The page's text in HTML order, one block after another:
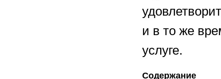
и в то же
услуге.
Содержание